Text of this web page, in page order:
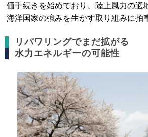
価手続きを始めており、陸上風力の適
海洋国家の強みを生かす取り組みに拍
リパワリングでまだ拡がる
水力エネルギーの可能性